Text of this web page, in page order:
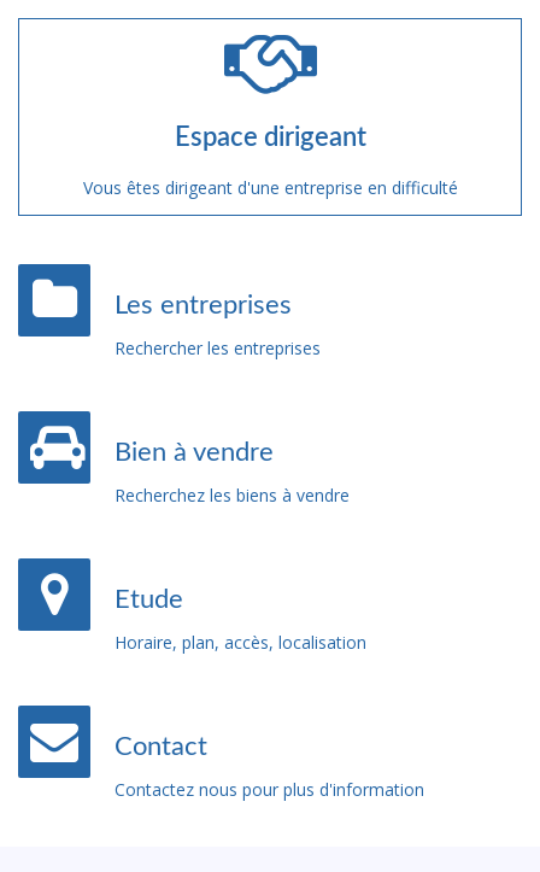
Espace dirigeant
Vous êtes dirigeant d'une entreprise en difficulté
Les entreprises
Rechercher les entreprises
Bien à vendre
Recherchez les biens à vendre
Etude
Horaire, plan, accès, localisation
Contact
Contactez nous pour plus d'information